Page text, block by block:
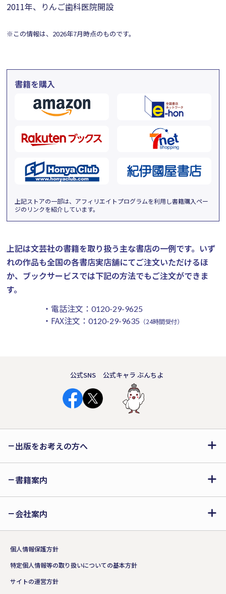
2011年、りんご歯科医院開設
※この情報は、2026年7月時点のものです。
書籍を購入
上記ストアの一部は、アフィリエイトプログラムを利用し書籍購入ペー
ジのリンクを紹介しています。
上記は文芸社の書籍を取り扱う主な書店の一例です。 いず
れの作品も全国の各書店実店舗にてご注文いただけるほ
か、ブックサービスでは下記の方法でもご注文ができま
す。
・電話注文： 0120-29-9625
・FAX注文： 0120-29-9635 （24時間受付）
公式SNS 公式キャラ ぶんちよ
出版をお考えの方へ
書籍案内
会社案内
個人情報保護方針
特定個人情報等の取り扱いについての基本方針
サイトの運営方針